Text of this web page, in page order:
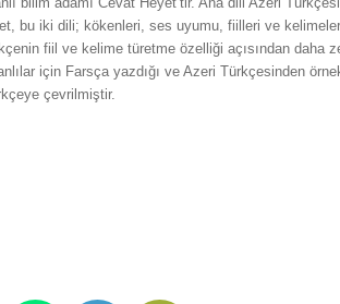
bu iki dili; kökenleri, ses uyumu, fiilleri ve
fiil ve kelime türetme özelliği açısından daha
için Farsça yazdığı ve Azeri Türkçesinden
çevrilmiştir.